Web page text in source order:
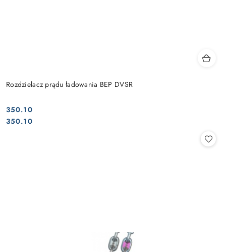
Rozdzielacz prądu ładowania BEP DVSR
Cena:
350.10
Cena:
350.10